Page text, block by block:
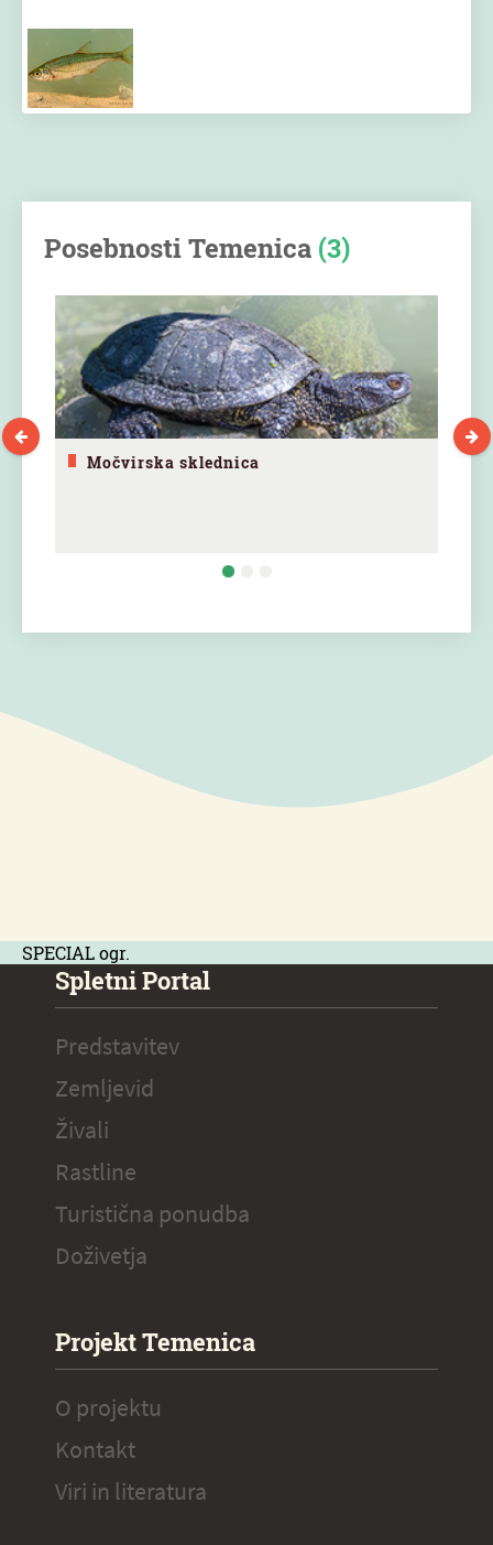
Posebnosti Temenica (3)
Močvirska sklednica
SPECIAL ogr.
Spletni Portal
Predstavitev
Zemljevid
Živali
Rastline
Turistična ponudba
Doživetja
Projekt Temenica
O projektu
Kontakt
Viri in literatura